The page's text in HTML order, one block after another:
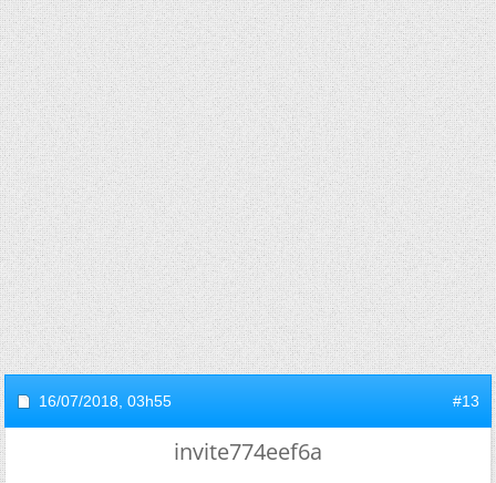
16/07/2018, 03h55 #13
invite774eef6a